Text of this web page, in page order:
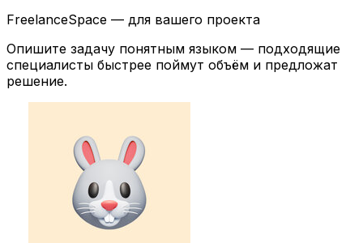
FreelanceSpace — для вашего проекта
Опишите задачу понятным языком — подходящие
специалисты быстрее поймут объём и предложат
решение.